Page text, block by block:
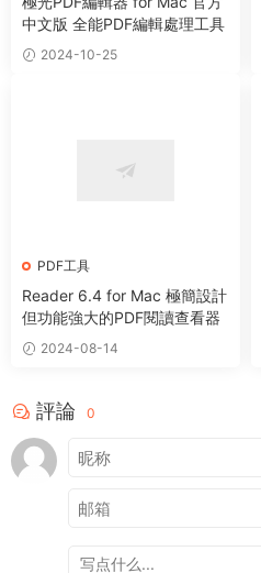
中文版 全能PDF編輯處理工具
2024-10-25
PDF工具
Reader 6.4 for Mac 極簡設計
但功能強大的PDF閱讀查看器
2024-08-14
評論 0